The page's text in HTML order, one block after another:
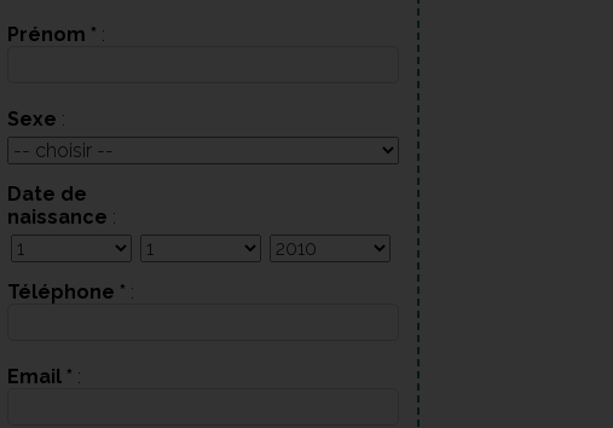
Prénom * :
Sexe :
Date de
naissance :
Téléphone * :
Email * :